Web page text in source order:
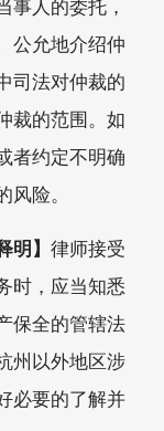
事人的委托，
公允地介绍仲
司法对仲裁的
裁的范围。如
者约定不明确
风险。
明】律师接受
时，应当知悉
保全的管辖法
州以外地区涉
必要的了解并